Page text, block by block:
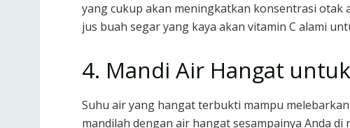
yang cukup akan meningkatkan konsentrasi otak
jus buah segar yang kaya akan vitamin C alami
4. Mandi Air Hangat
Suhu air yang hangat terbukti mampu
mandilah dengan air hangat sesampainya Anda